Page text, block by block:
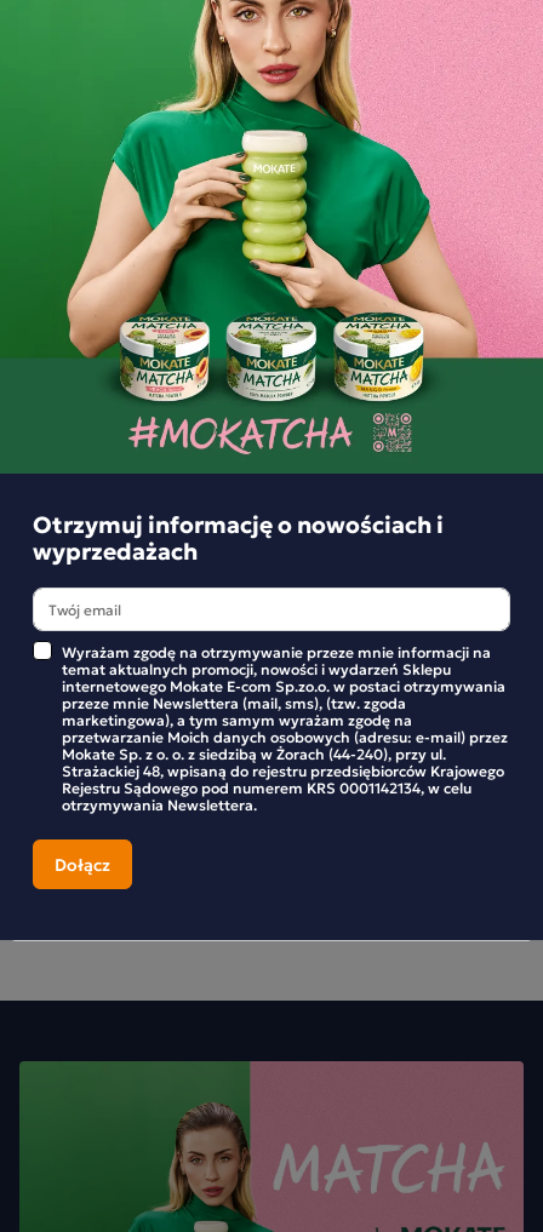
zimowe dni. Herbatka od Loyd to dokładnie
skomponowana mieszanka herbaty ziołowej, pysznych
owoców i aromatycznych przypraw. Produkowany ze
skrupulatnie dobranych składników owocowy napar o
smaku pomarańczy, cynamonu i goździków urzeka
głębokim, wyraźnym zapachem oraz zachwyca
intensywnym, słodko-korzennym smakiem.
Wysublimowany, szlachetny smak cynamonu i słodki
aromat pomarańczy oraz delikatna nuta goździków i jeżyny
zostały zamknięte w przezroczystych torebkach-
piramidkach.
Piramidki zapewniają całym listkom herbaty wystarczająco
dużo miejsca, aby w pełni mogły się rozwinąć i zaofiarować
wyraźny zapach i wyrafinowany smak naparu. Herbatka
wieczory.
Składniki i wartości odżywcze
Opinie o produkcie
BĄDŹ PIERWSZYM KTÓRY NAPISZE RECENZJĘ
Otrzymuj informację o nowościach i
wyprzedażach
Wyrażam zgodę na otrzymywanie przeze mnie informacji na
temat aktualnych promocji, nowości i wydarzeń Sklepu
internetowego Mokate E-com Sp.zo.o. w postaci otrzymywania
przeze mnie Newslettera (mail, sms), (tzw. zgoda
marketingowa), a tym samym wyrażam zgodę na
przetwarzanie Moich danych osobowych (adresu: e-mail) przez
Mokate Sp. z o. o. z siedzibą w Żorach (44-240), przy ul.
Strażackiej 48, wpisaną do rejestru przedsiębiorców Krajowego
Rejestru Sądowego pod numerem KRS 0001142134, w celu
otrzymywania Newslettera.